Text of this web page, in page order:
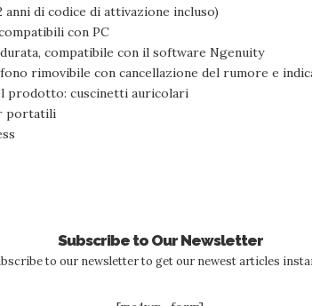
anni di codice di attivazione incluso)
con PC
compatibile con il software Ngenuity
rimovibile con cancellazione del rumore e
prodotto: cuscinetti auricolari
portatili
Subscribe to Our Newsletter
to our newsletter to get our newest articles